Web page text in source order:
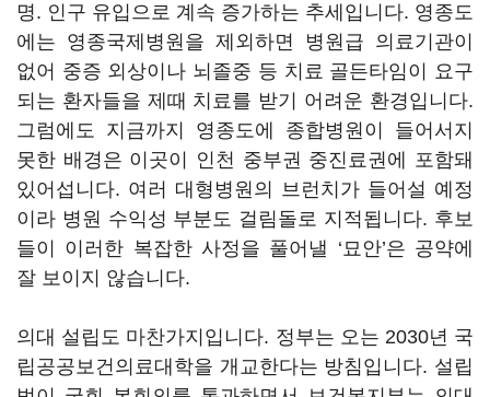
명. 인구 유입으로 계속 증가하는 추세입니다. 영종도
에는 영종국제병원을 제외하면 병원급 의료기관이
없어 중증 외상이나 뇌졸중 등 치료 골든타임이 요구
되는 환자들을 제때 치료를 받기 어려운 환경입니다.
그럼에도 지금까지 영종도에 종합병원이 들어서지
못한 배경은 이곳이 인천 중부권 중진료권에 포함돼
있어섭니다. 여러 대형병원의 브런치가 들어설 예정
이라 병원 수익성 부분도 걸림돌로 지적됩니다. 후보
들이 이러한 복잡한 사정을 풀어낼 ‘묘안’은 공약에
잘 보이지 않습니다.
의대 설립도 마찬가지입니다. 정부는 오는 2030년 국
립공공보건의료대학을 개교한다는 방침입니다. 설립